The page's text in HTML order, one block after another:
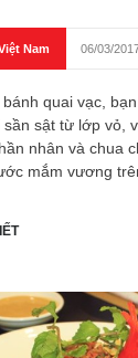
Nam 06/03/
quai vạc,
sật từ lớp vỏ,
nhân và chua
mắm vương